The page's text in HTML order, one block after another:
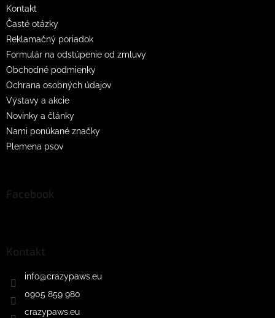
Kontakt
Časté otázky
Reklamačný poriadok
Formulár na odstúpenie od zmluvy
Obchodné podmienky
Ochrana osobných údajov
Výstavy a akcie
Novinky a články
Nami ponúkané značky
Plemena psov
Facebook
Kontakt
info@crazypaws.eu
0905 859 980
crazypaws.eu